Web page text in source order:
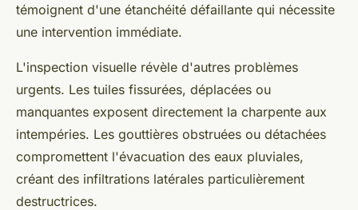
témoignent d'une étanchéité défaillante qui nécessite
une intervention immédiate.
L'inspection visuelle révèle d'autres problèmes
urgents. Les tuiles fissurées, déplacées ou
manquantes exposent directement la charpente aux
intempéries. Les gouttières obstruées ou détachées
compromettent l'évacuation des eaux pluviales,
créant des infiltrations latérales particulièrement
destructrices.